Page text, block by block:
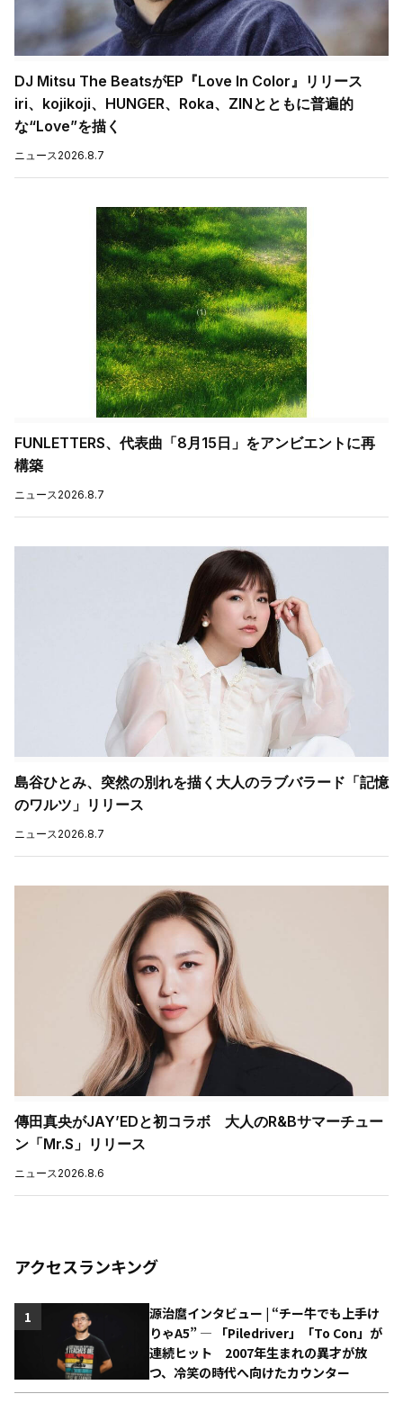
DJ Mitsu The BeatsがEP『Love In Color』リリース
iri、kojikoji、HUNGER、Roka、ZINとともに普遍的
な“Love”を描く
ニュース2026.8.7
FUNLETTERS、代表曲「8月15日」をアンビエントに再
構築
ニュース2026.8.7
島谷ひとみ、突然の別れを描く大人のラブバラード「記憶
のワルツ」リリース
ニュース2026.8.7
傳田真央がJAY’EDと初コラボ 大人のR&Bサマーチュー
ン「Mr.S」リリース
ニュース2026.8.6
アクセスランキング
源治麿インタビュー | “チー牛でも上手け
りゃA5” ― 「Piledriver」「To Con」が
連続ヒット 2007年生まれの異才が放
つ、冷笑の時代へ向けたカウンター
1